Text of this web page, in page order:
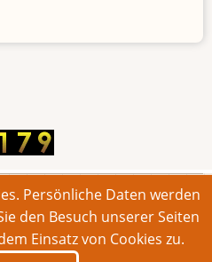
Alle Rechte vorbehalten.
Persönliche Daten werden
den Besuch unserer Seiten
Einsatz von Cookies zu.